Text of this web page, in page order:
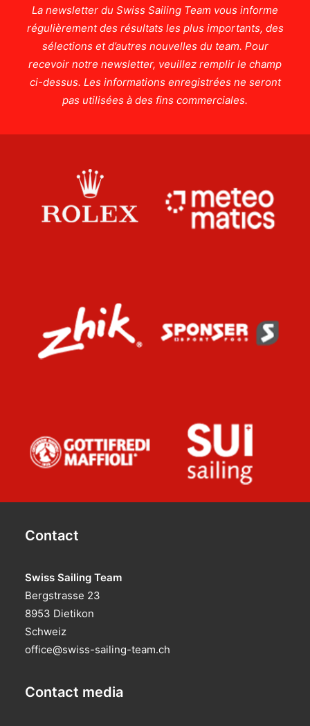
La newsletter du Swiss Sailing Team vous informe
régulièrement des résultats les plus importants, des
sélections et d’autres nouvelles du team. Pour
recevoir notre newsletter, veuillez remplir le champ
ci-dessus. Les informations enregistrées ne seront
pas utilisées à des fins commerciales.
Contact
Swiss Sailing Team
Bergstrasse 23
8953 Dietikon
Schweiz
office@swiss-sailing-team.ch
Contact media